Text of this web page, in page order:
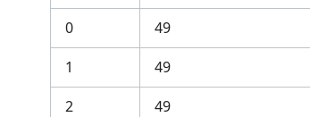
0
49
1
49
2
49